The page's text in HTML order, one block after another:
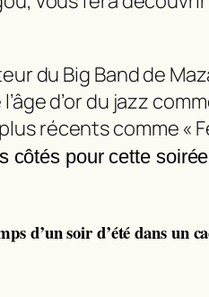
du Big Band de
d’or du jazz
plus récents comme
côtés pour cette
d’un soir d’été dans un